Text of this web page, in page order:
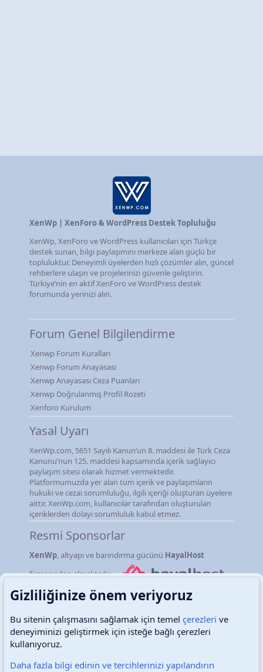
XenWp | XenForo & WordPress Destek Topluluğu
XenWp, XenForo ve WordPress kullanıcıları için Türkçe
destek sunan, bilgi paylaşımını merkeze alan güçlü bir
topluluktur. Deneyimli üyelerden hızlı çözümler alın, güncel
rehberlere ulaşın ve projelerinizi güvenle geliştirin.
Türkiye’nin en aktif XenForo ve WordPress destek
forumunda yerinizi alın.
Forum Genel Bilgilendirme
Xenwp Forum Kuralları
Xenwp Forum Anayasası
Xenwp Anayasası Ceza Puanları
Xenwp Doğrulanmış Profil Rozeti
Xenforo Kurulum
Yasal Uyarı
XenWp.com, 5651 Sayılı Kanun’un 8. maddesi ile Türk Ceza
Kanunu’nun 125. maddesi kapsamında içerik sağlayıcı
paylaşım sitesi olarak hizmet vermektedir.
Platformumuzda yer alan tüm içerik ve paylaşımların
hukuki ve cezai sorumluluğu, ilgili içeriği oluşturan üyelere
aittir. XenWp.com, kullanıcılar tarafından oluşturulan
içeriklerden dolayı sorumluluk kabul etmez.
Resmi Sponsorlar
XenWp, altyapı ve barındırma gücünü HayalHost
firmasından almaktadır.
Türkçe (TR) Çerezler
Gizliliğinize önem veriyoruz
Bu sitenin çalışmasını sağlamak için temel çerezleri ve
deneyiminizi geliştirmek için isteğe bağlı çerezleri
kullanıyoruz.
Daha fazla bilgi edinin ve tercihlerinizi yapılandırın